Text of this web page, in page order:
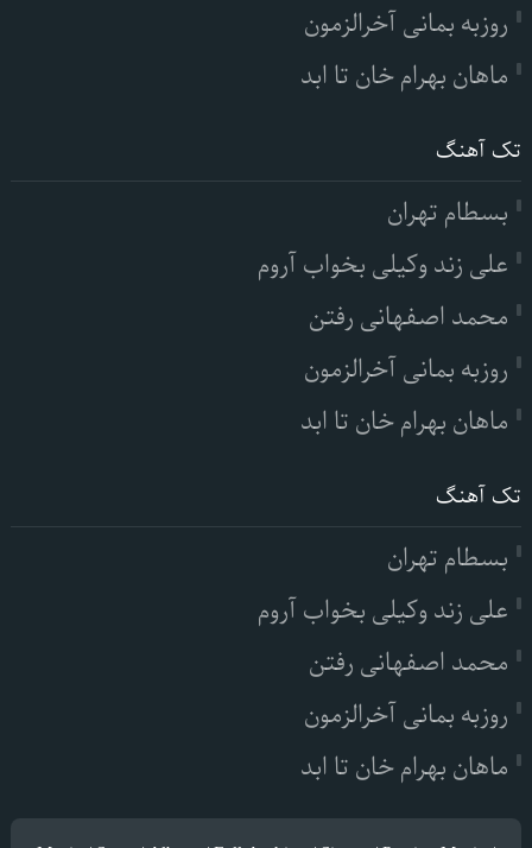
روزبه بمانی آخرالزمون
ماهان بهرام خان تا ابد
تک آهنگ
بسطام تهران
علی زند وکیلی بخواب آروم
محمد اصفهانی رفتن
روزبه بمانی آخرالزمون
ماهان بهرام خان تا ابد
تک آهنگ
بسطام تهران
علی زند وکیلی بخواب آروم
محمد اصفهانی رفتن
روزبه بمانی آخرالزمون
ماهان بهرام خان تا ابد